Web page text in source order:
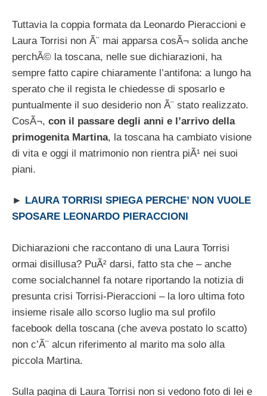
Tuttavia la coppia formata da Leonardo Pieraccioni e
Laura Torrisi non Ã¨ mai apparsa cosÃ¬ solida anche
perchÃ© la toscana, nelle sue dichiarazioni, ha
sempre fatto capire chiaramente l’antifona: a lungo ha
sperato che il regista le chiedesse di sposarlo e
puntualmente il suo desiderio non Ã¨ stato realizzato.
CosÃ¬, con il passare degli anni e l’arrivo della
primogenita Martina, la toscana ha cambiato visione
di vita e oggi il matrimonio non rientra piÃ¹ nei suoi
piani.
► LAURA TORRISI SPIEGA PERCHE’ NON VUOLE
SPOSARE LEONARDO PIERACCIONI
Dichiarazioni che raccontano di una Laura Torrisi
ormai disillusa? PuÃ² darsi, fatto sta che – anche
come socialchannel fa notare riportando la notizia di
presunta crisi Torrisi-Pieraccioni – la loro ultima foto
insieme risale allo scorso luglio ma sul profilo
facebook della toscana (che aveva postato lo scatto)
non c’Ã¨ alcun riferimento al marito ma solo alla
piccola Martina.
Sulla pagina di Laura Torrisi non si vedono foto di lei e